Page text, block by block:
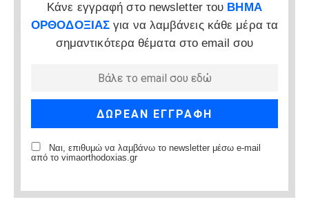
Κάνε εγγραφή στο newsletter του ΒΗΜΑ
ΟΡΘΟΔΟΞΙΑΣ για να λαμβάνεις κάθε μέρα τα
σημαντικότερα θέματα στο email σου
Ναι, επιθυμώ να λαμβάνω το newsletter μέσω e-mail
από το vimaorthodoxias.gr